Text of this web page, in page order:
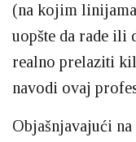
(na kojim
uopšte da rade ili
realno prelaziti
navodi ovaj
Objašnjavajući